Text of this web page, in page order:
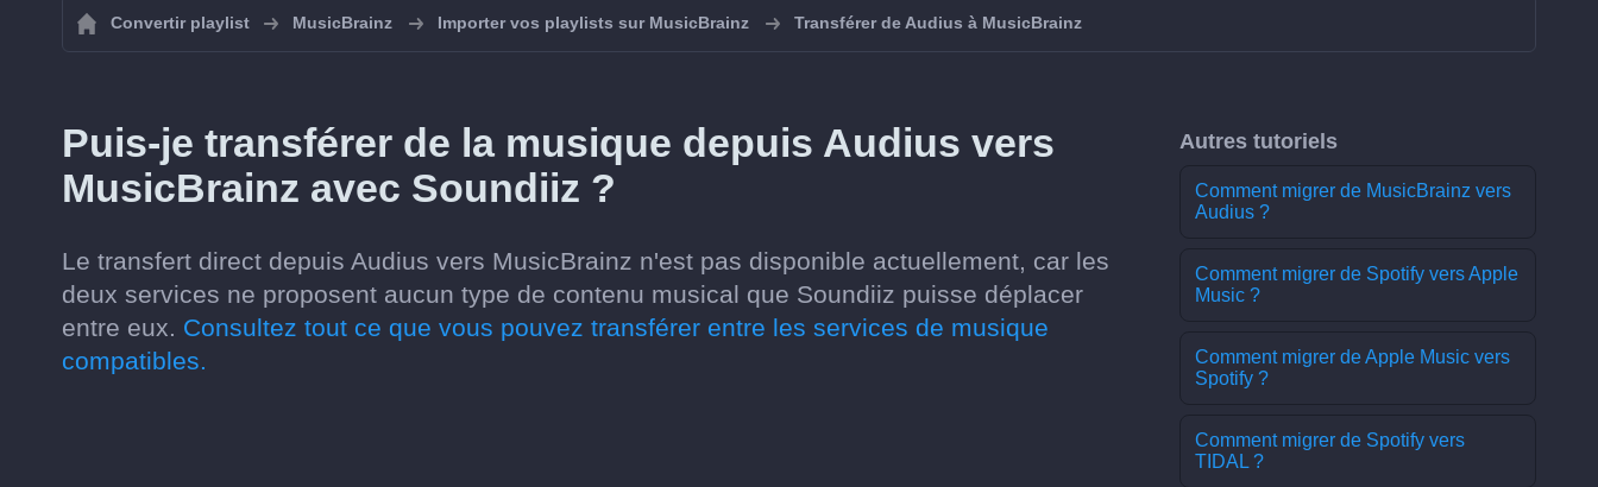
Convertir playlist MusicBrainz Importer vos playlists sur MusicBrainz Transférer de Audius à MusicBrainz
Puis-je transférer de la musique depuis Audius vers
MusicBrainz avec Soundiiz ?
Le transfert direct depuis Audius vers MusicBrainz n'est pas disponible actuellement, car les
deux services ne proposent aucun type de contenu musical que Soundiiz puisse déplacer
entre eux. Consultez tout ce que vous pouvez transférer entre les services de musique
compatibles.
Autres tutoriels
Comment migrer de MusicBrainz vers
Audius ?
Comment migrer de Spotify vers Apple
Music ?
Comment migrer de Apple Music vers
Spotify ?
Comment migrer de Spotify vers
TIDAL ?